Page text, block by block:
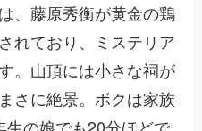
、藤原秀衡が黄金の鶏
れており、ミステリア
。山頂には小さな祠が
さに絶景。ボクは家族